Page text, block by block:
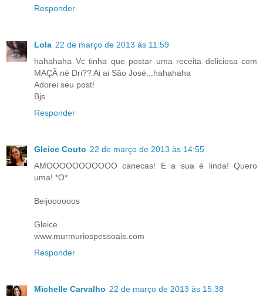
Responder
Lola 22 de março de 2013 às 11:59
hahahaha Vc tinha que postar uma receita deliciosa com
MAÇÃ né Dri?? Ai ai São José...hahahaha
Adorei seu post!
Bjs
Responder
Gleice Couto 22 de março de 2013 às 14:55
AMOOOOOOOOOOO canecas! E a sua é linda! Quero
uma! *O*
Beijoooooos
Gleice
www.murmuriospessoais.com
Responder
Michelle Carvalho 22 de março de 2013 às 15:38